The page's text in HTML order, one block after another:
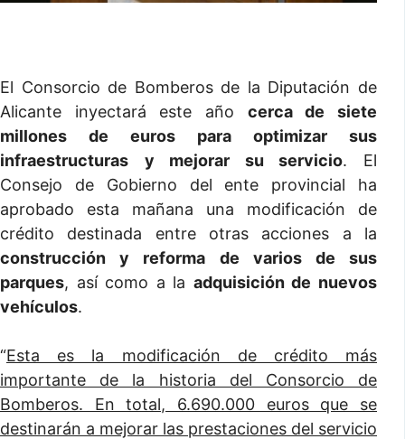
El Consorcio de Bomberos de la Diputación de
Alicante inyectará este año cerca de siete
millones de euros para optimizar sus
infraestructuras
y mejorar su servicio. El
Consejo de Gobierno del ente provincial ha
aprobado esta mañana una modificación de
crédito destinada entre otras acciones a la
construcción y reforma de varios de sus
parques, así como a la adquisición de nuevos
vehículos.
“Esta es la modificación de crédito más
importante de la historia del Consorcio de
Bomberos. En total, 6.690.000 euros que se
destinarán a mejorar las prestaciones del servicio